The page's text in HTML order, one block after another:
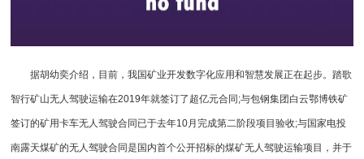
据胡幼奕介绍，目前，我国矿业开发数字化应用和智慧发展正在起步。踏歌
智行矿山无人驾驶运输在2019年就签订了超亿元合同;与包钢集团白云鄂博铁矿
签订的矿用卡车无人驾驶合同已于去年10月完成第二阶段项目验收;与国家电投
南露天煤矿的无人驾驶合同是国内首个公开招标的煤矿无人驾驶运输项目，并于